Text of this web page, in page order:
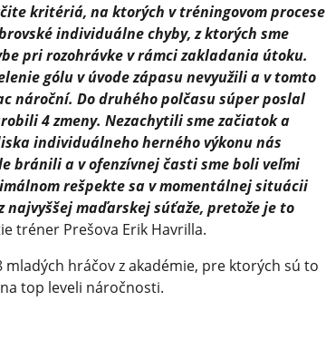
kritériá, na ktorých v tréningovom procese
individuálne chyby, z ktorých sme
pri rozohrávke v rámci zakladania útoku.
gólu v úvode zápasu nevyužili a v tomto
nároční. Do druhého polčasu súper poslal
4 zmeny. Nezachytili sme začiatok a
individuálneho herného výkonu nás
bránili a v ofenzívnej časti sme boli veľmi
rešpekte sa v momentálnej situácii
najvyššej maďarskej súťaže, pretože je to
tréner Prešova Erik Havrilla.
hráčov z akadémie, pre ktorých sú to
top leveli náročnosti.